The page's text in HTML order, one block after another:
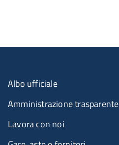
Albo ufficiale
Amministrazione trasparente
Lavora con noi